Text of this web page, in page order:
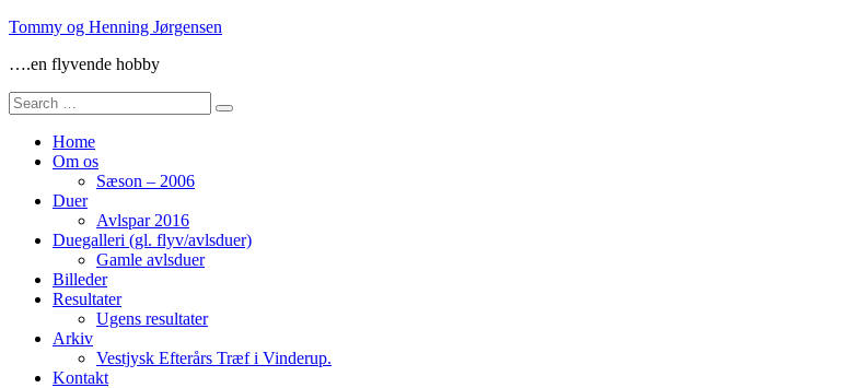
Skip
content
Tommy og Henning Jørgensen
….en flyvende hobby
Search
for:
Home
Om os
Sæson – 2006
Duer
Avlspar 2016
Duegalleri (gl. flyv/avlsduer)
Gamle avlsduer
Billeder
Resultater
Ugens resultater
Arkiv
Vestjysk Efterårs Træf i Vinderup.
Kontakt